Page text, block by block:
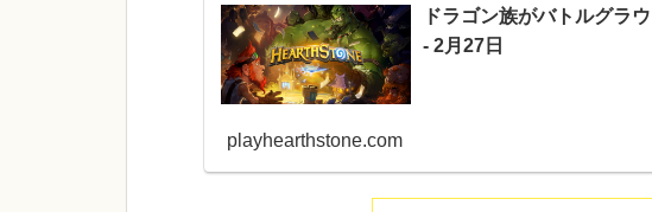
ドラゴン族がバトルグラ
- 2月27日
playhearthstone.com